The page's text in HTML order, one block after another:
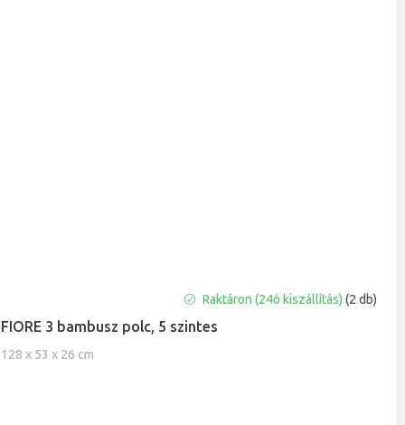
FIORE 3 bambusz polc, 5 szintes
128 x 53 x 26 cm
átlagos
értékelése
Raktáron (24ó kiszállítás)(2 db)